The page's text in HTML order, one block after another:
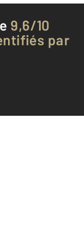
9,6/10
par